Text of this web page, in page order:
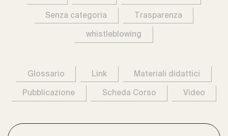
Senza categoria Trasparenza
whistleblowing
Glossario Link Materiali didattici
Pubblicazione Scheda Corso Video